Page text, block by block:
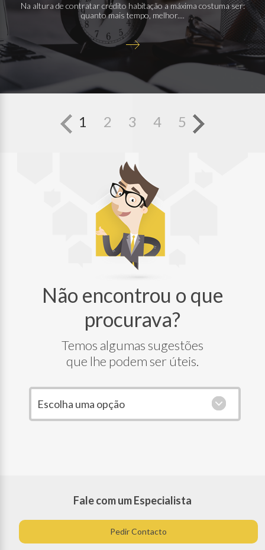
Na altura de contratar crédito habitação a máxima costuma ser:
quanto mais tempo, melhor....
1 2 3 4 5
Não encontrou o que
procurava?
Temos algumas sugestões
que lhe podem ser úteis.
Escolha uma opção
Fale com um Especialista
Pedir Contacto